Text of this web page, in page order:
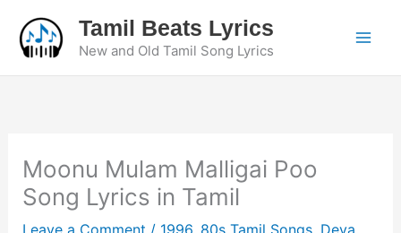
content
Tamil Beats Lyrics
New and Old Tamil Song Lyrics
Moonu Mulam Malligai Poo
Song Lyrics in Tamil
Leave a Comment / 1996, 80s Tamil Songs, Deva,